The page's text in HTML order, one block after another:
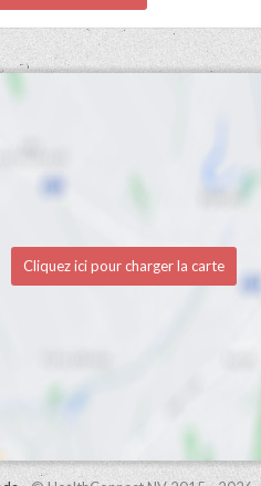
Cliquez ici pour charger la carte